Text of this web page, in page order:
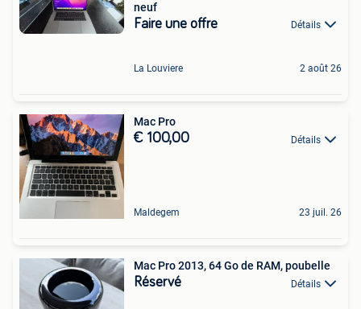
neuf
Faire une offre Détails
La Louviere 2 août 26
Mac Pro
€ 100,00 Détails
Maldegem 23 juil. 26
Mac Pro 2013, 64 Go de RAM, poubelle
Réservé Détails